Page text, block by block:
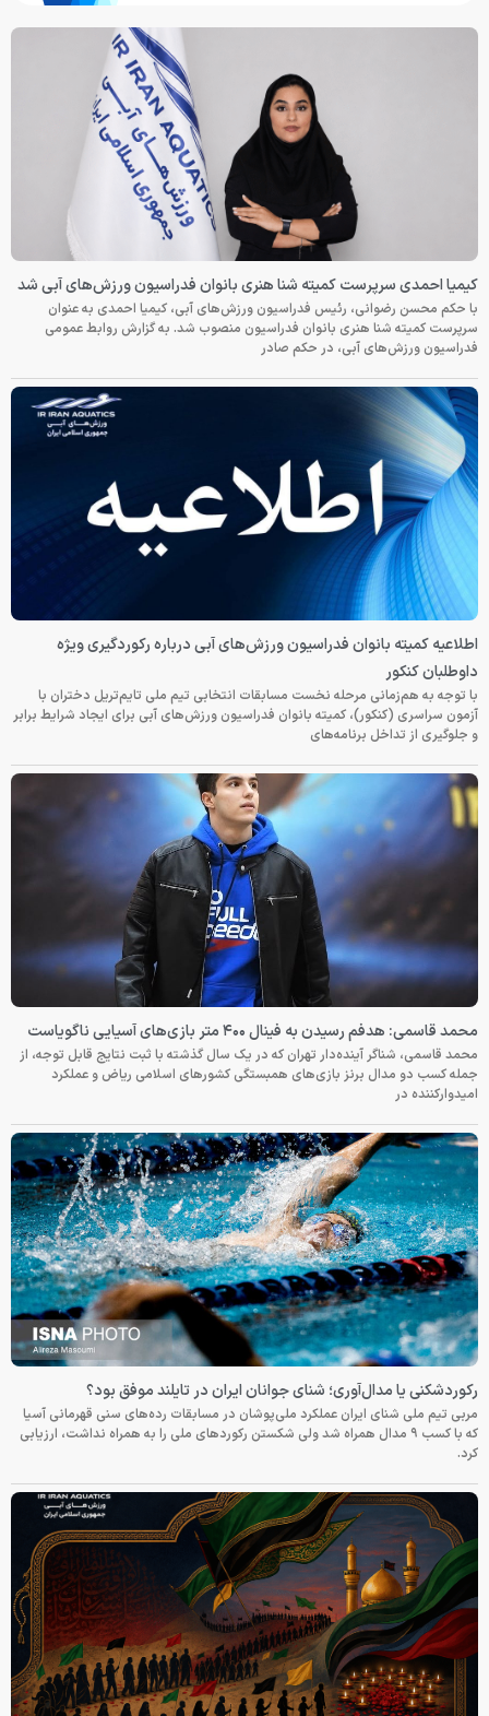
کیمیا احمدی سرپرست کمیته شنا هنری بانوان فدراسیون ورزش‌های آبی شد
با حکم محسن رضوانی، رئیس فدراسیون ورزش‌های آبی، کیمیا احمدی به عنوان
سرپرست کمیته شنا هنری بانوان فدراسیون منصوب شد. به گزارش روابط عمومی
فدراسیون ورزش‌های آبی، در حکم صادر
اطلاعیه کمیته بانوان فدراسیون ورزش‌های آبی درباره رکوردگیری ویژه
داوطلبان کنکور
با توجه به هم‌زمانی مرحله نخست مسابقات انتخابی تیم ملی تایم‌تریل دختران با
آزمون سراسری (کنکور)، کمیته بانوان فدراسیون ورزش‌های آبی برای ایجاد شرایط برابر
و جلوگیری از تداخل برنامه‌های
محمد قاسمی: هدفم رسیدن به فینال ۴۰۰ متر بازی‌های آسیایی ناگویاست
محمد قاسمی، شناگر آینده‌دار تهران که در یک سال گذشته با ثبت نتایج قابل توجه، از
جمله کسب دو مدال برنز بازی‌های همبستگی کشورهای اسلامی ریاض و عملکرد
امیدوارکننده در
رکوردشکنی یا مدال‌آوری؛ شنای جوانان ایران در تایلند موفق بود؟
مربی تیم ملی شنای ایران عملکرد ملی‌پوشان در مسابقات رده‌های سنی قهرمانی آسیا
که با کسب ۹ مدال همراه شد ولی شکستن رکوردهای ملی را به همراه نداشت، ارزیابی
کرد.